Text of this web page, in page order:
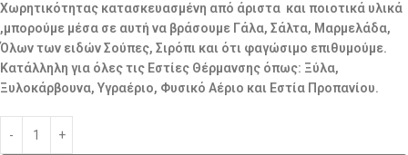
Χωρητικότητας κατασκευασμένη από άριστα και ποιοτικά υλικά
,μπορούμε μέσα σε αυτή να βράσουμε Γάλα, Σάλτα, Μαρμελάδα,
Όλων των ειδών Σούπες, Σιρόπι και ότι φαγώσιμο επιθυμούμε.
Κατάλληλη για όλες τις Εστίες Θέρμανσης όπως: Ξύλα,
Ξυλοκάρβουνα, Υγραέριο, Φυσικό Αέριο και Εστία Προπανίου.